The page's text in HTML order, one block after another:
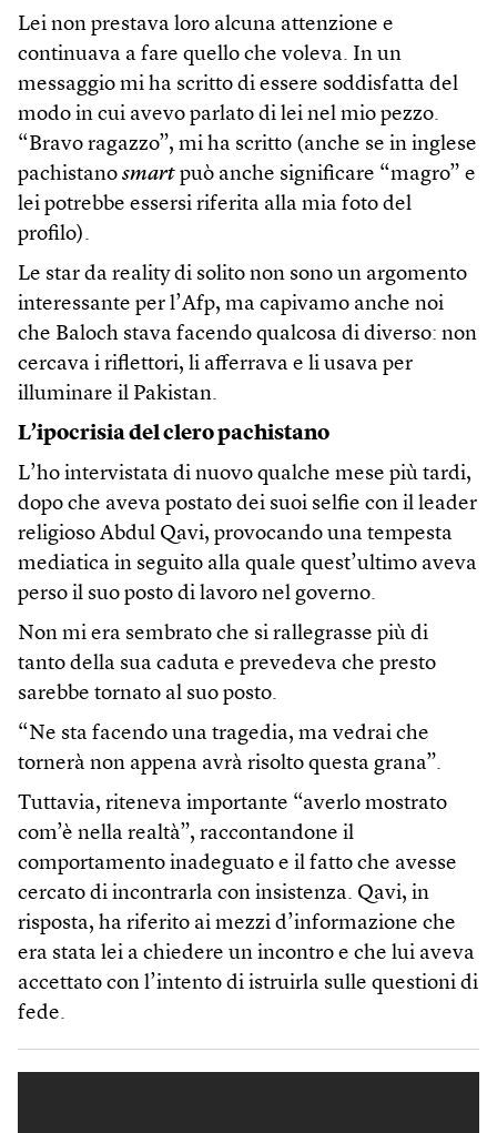
Lei non prestava loro alcuna attenzione e
continuava a fare quello che voleva. In un
messaggio mi ha scritto di essere soddisfatta del
modo in cui avevo parlato di lei nel mio pezzo.
“Bravo ragazzo”, mi ha scritto (anche se in inglese
pachistano smart può anche significare “magro” e
lei potrebbe essersi riferita alla mia foto del
profilo).
Le star da reality di solito non sono un argomento
interessante per l’Afp, ma capivamo anche noi
che Baloch stava facendo qualcosa di diverso: non
cercava i riflettori, li afferrava e li usava per
illuminare il Pakistan.
L’ipocrisia del clero pachistano
L’ho intervistata di nuovo qualche mese più tardi,
dopo che aveva postato dei suoi selfie con il leader
religioso Abdul Qavi, provocando una tempesta
mediatica in seguito alla quale quest’ultimo aveva
perso il suo posto di lavoro nel governo.
Non mi era sembrato che si rallegrasse più di
tanto della sua caduta e prevedeva che presto
sarebbe tornato al suo posto.
“Ne sta facendo una tragedia, ma vedrai che
tornerà non appena avrà risolto questa grana”.
Tuttavia, riteneva importante “averlo mostrato
com’è nella realtà”, raccontandone il
comportamento inadeguato e il fatto che avesse
cercato di incontrarla con insistenza. Qavi, in
risposta, ha riferito ai mezzi d’informazione che
era stata lei a chiedere un incontro e che lui aveva
accettato con l’intento di istruirla sulle questioni di
fede.